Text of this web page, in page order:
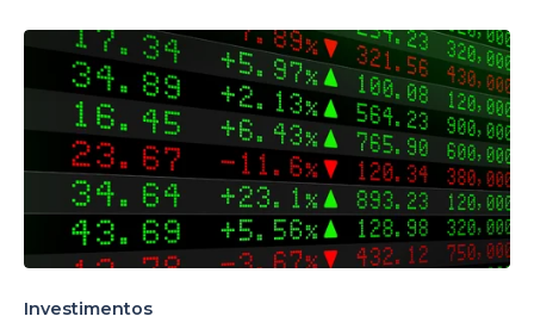
Investimentos